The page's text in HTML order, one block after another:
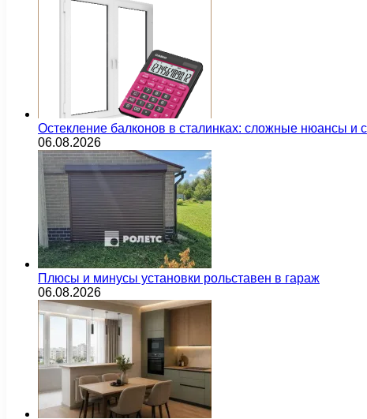
Остекление балконов в сталинках: сложные нюансы
06.08.2026
Плюсы и минусы установки рольставен в гараж
06.08.2026